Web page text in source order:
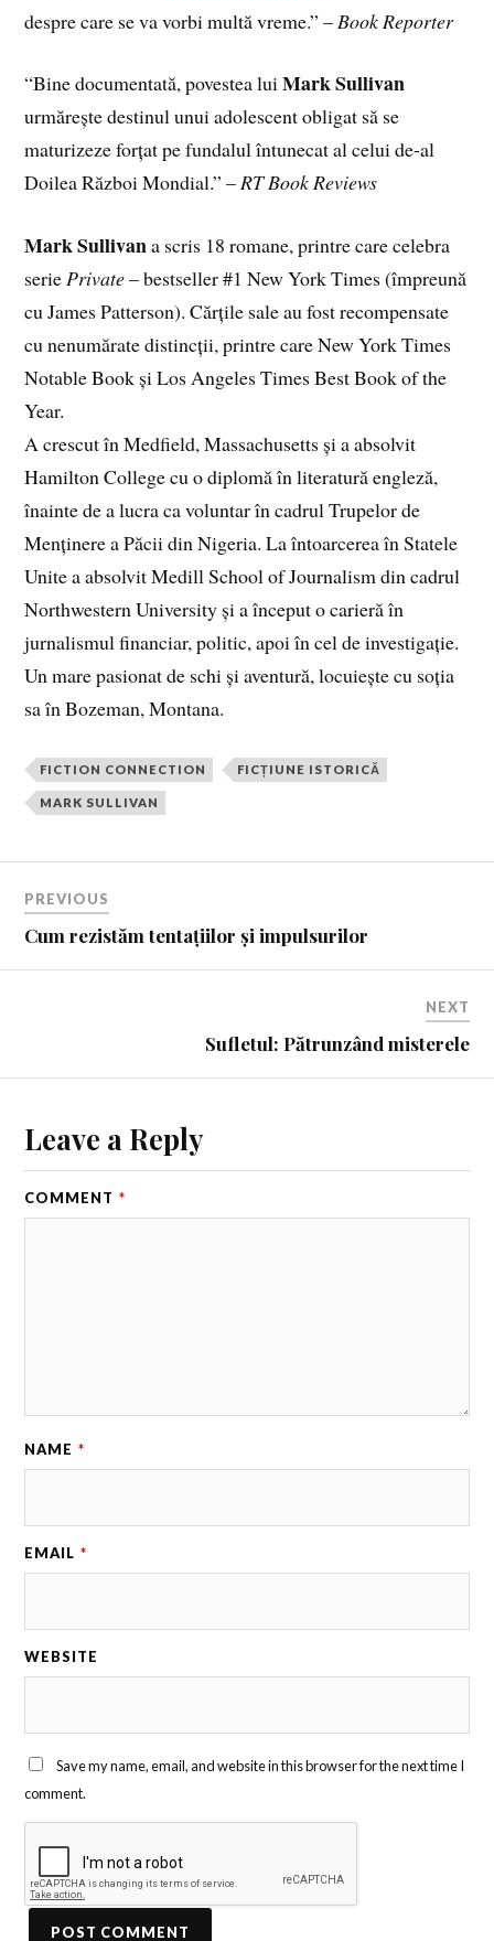
despre care se va vorbi multă vreme.” – Book Reporter
“Bine documentată, povestea luiMark Sullivan
urmărește destinul unui adolescent obligat să se
maturizeze forțat pe fundalul întunecat al celui de-al
Doilea Război Mondial.” –RT Book Reviews
Mark Sullivana scris 18 romane, printre care celebra
seriePrivate– bestseller #1 New York Times (împreună
cu James Patterson). Cărțile sale au fost recompensate
cu nenumărate distincții, printre care New York Times
Notable Book și Los Angeles Times Best Book of the
Year.
A crescut în Medfield, Massachusetts și a absolvit
Hamilton College cu o diplomă în literatură engleză,
înainte de a lucra ca voluntar în cadrul Trupelor de
Menținere a Păcii din Nigeria. La întoarcerea în Statele
Unite a absolvit Medill School of Journalism din cadrul
Northwestern University și a început o carieră în
jurnalismul financiar, politic, apoi în cel de investigație.
Un mare pasionat de schi și aventură, locuiește cu soția
sa în Bozeman, Montana.
FICTION CONNECTION FICȚIUNE ISTORICĂ
MARK SULLIVAN
PREVIOUS
Cum rezistăm tentațiilor și impulsurilor
NEXT
Sufletul: Pătrunzând misterele
Leave a Reply
COMMENT *
NAME *
EMAIL *
WEBSITE
Save my name, email, and website in this browser for the next time I
comment.